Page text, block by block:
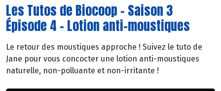
Les Tutos de Biocoop - Saison 3
Épisode 4 - Lotion anti-moustiques
Le retour des moustiques approche ! Suivez le tuto de
Jane pour vous concocter une lotion anti-moustiques
naturelle, non-polluante et non-irritante !